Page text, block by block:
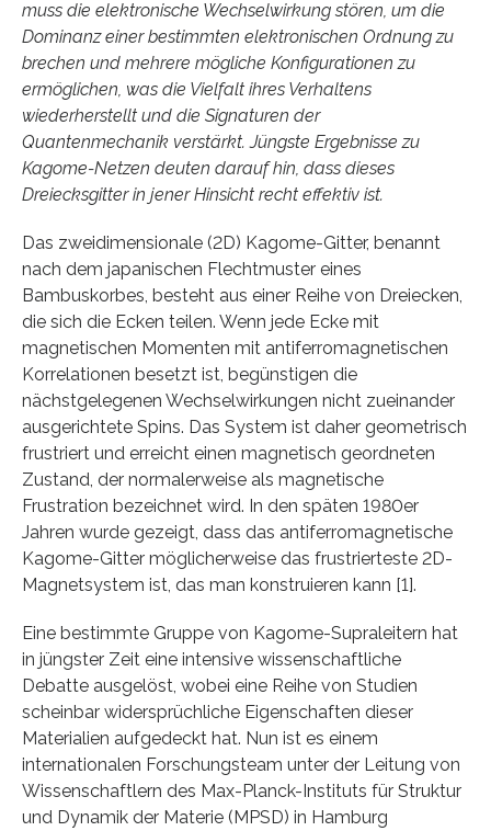
muss die elektronische Wechselwirkung stören, um die
Dominanz einer bestimmten elektronischen Ordnung zu
brechen und mehrere mögliche Konfigurationen zu
ermöglichen, was die Vielfalt ihres Verhaltens
wiederherstellt und die Signaturen der
Quantenmechanik verstärkt. Jüngste Ergebnisse zu
Kagome-Netzen deuten darauf hin, dass dieses
Dreiecksgitter in jener Hinsicht recht effektiv ist.
Das zweidimensionale (2D) Kagome-Gitter, benannt
nach dem japanischen Flechtmuster eines
Bambuskorbes, besteht aus einer Reihe von Dreiecken,
die sich die Ecken teilen. Wenn jede Ecke mit
magnetischen Momenten mit antiferromagnetischen
Korrelationen besetzt ist, begünstigen die
nächstgelegenen Wechselwirkungen nicht zueinander
ausgerichtete Spins. Das System ist daher geometrisch
frustriert und erreicht einen magnetisch geordneten
Zustand, der normalerweise als magnetische
Frustration bezeichnet wird. In den späten 1980er
Jahren wurde gezeigt, dass das antiferromagnetische
Kagome-Gitter möglicherweise das frustrierteste 2D-
Magnetsystem ist, das man konstruieren kann [1].
Eine bestimmte Gruppe von Kagome-Supraleitern hat
in jüngster Zeit eine intensive wissenschaftliche
Debatte ausgelöst, wobei eine Reihe von Studien
scheinbar widersprüchliche Eigenschaften dieser
Materialien aufgedeckt hat. Nun ist es einem
internationalen Forschungsteam unter der Leitung von
Wissenschaftlern des Max-Planck-Instituts für Struktur
und Dynamik der Materie (MPSD) in Hamburg